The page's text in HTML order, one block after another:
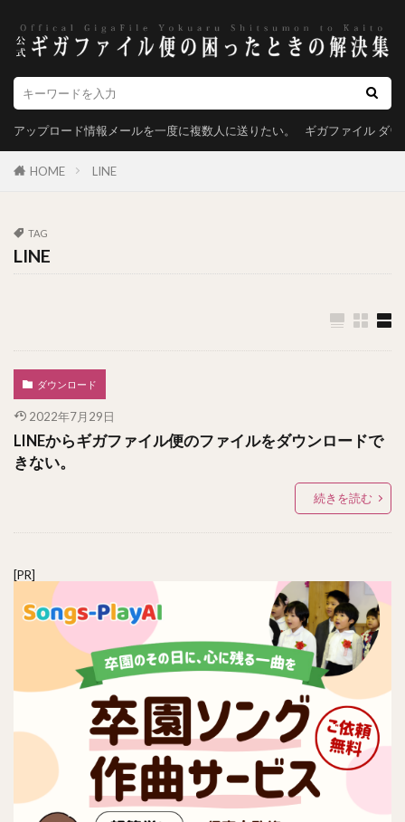
アップロード情報メールを一度に複数人に送りたい。 ギガファイル ダ
HOME LINE
TAG
LINE
ダウンロード
2022年7月29日
LINEからギガファイル便のファイルをダウンロードで
きない。
続きを読む
[PR]